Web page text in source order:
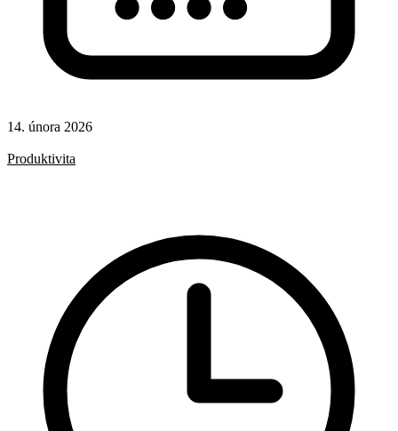
14. února 2026
Produktivita